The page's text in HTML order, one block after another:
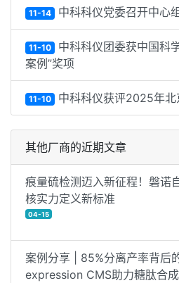
11-14 中科科仪党委召开中心
11-10 中科科仪团委获中国科
案例”奖项
11-10 中科科仪获评2025年北
其他厂商的近期文章
痕量硫检测迈入新征程！磐诺
核实力定义新标准
04-15
案例分享 | 85%分离产率背后
expression CMS助力糖肽合